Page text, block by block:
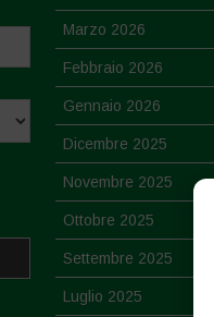
Marzo 2026
Febbraio 2026
Gennaio 2026
Dicembre 2025
Novembre 2025
Ottobre 2025
Settembre 2025
Luglio 2025